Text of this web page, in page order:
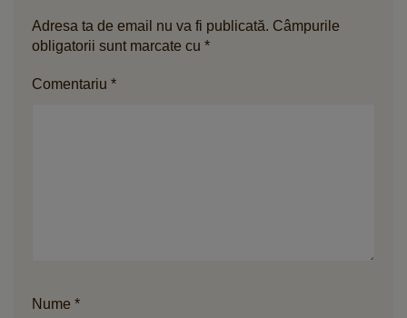
Adresa ta de email nu va fi publicată. Câmpurile
obligatorii sunt marcate cu *
Comentariu *
Nume *